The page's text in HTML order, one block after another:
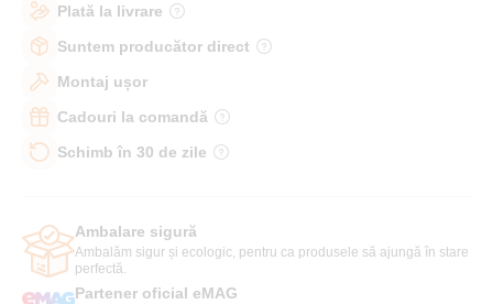
Plată la livrare
Suntem producător direct
Montaj ușor
Cadouri la comandă
Schimb în 30 de zile
Ambalare sigură
Ambalăm sigur și ecologic, pentru ca produsele să ajungă în stare
perfectă.
Partener oficial eMAG